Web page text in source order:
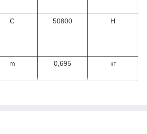
C 50800 Н
m 0,695 кг